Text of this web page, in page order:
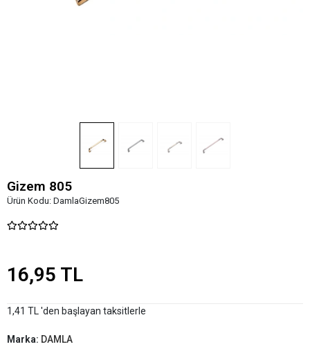
Gizem 805
Ürün Kodu: DamlaGizem805
16,95 TL
1,41 TL 'den başlayan taksitlerle
Marka: DAMLA